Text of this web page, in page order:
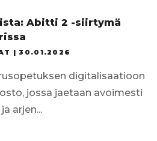
Abitti 2 -siirtymä
|30.01.2026
digitalisaatioon
jossa jaetaan avoimesti
arjen...